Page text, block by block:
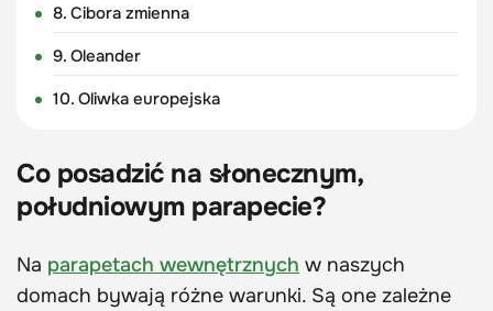
8. Cibora zmienna
9. Oleander
10. Oliwka europejska
Co posadzić na słonecznym,
południowym parapecie?
Na parapetach wewnętrznych w naszych
domach bywają różne warunki. Są one zależne